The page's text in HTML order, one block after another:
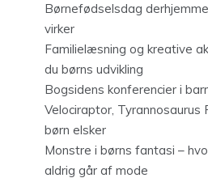
Børnefødselsdag
virker
Familielæsning og kreative
du børns udvikling
Bogsidens konferencier i
Velociraptor, Tyrannosaurus
børn elsker
Monstre i børns fantasi –
aldrig går af mode